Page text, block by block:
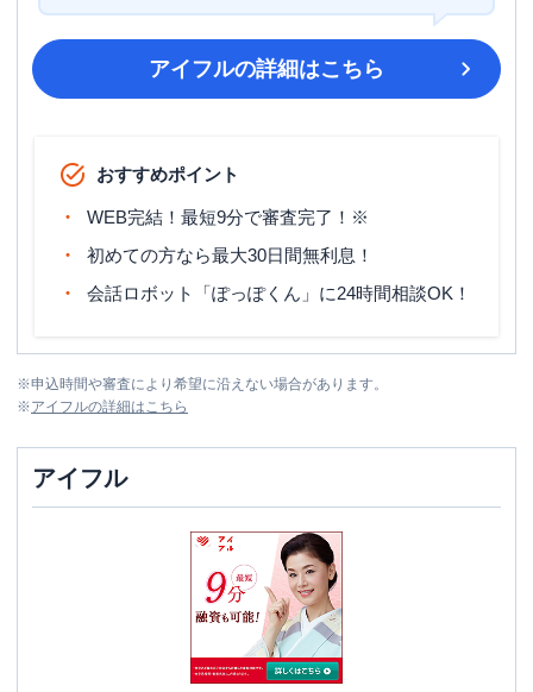
アイフルの詳細はこちら
おすすめポイント
WEB完結！最短9分で審査完了！※
初めての方なら最大30日間無利息！
会話ロボット「ぽっぽくん」に24時間相談OK！
※申込時間や審査により希望に沿えない場合があります。
※アイフルの詳細はこちら
アイフル